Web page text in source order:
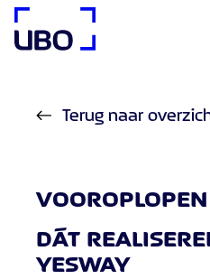
UBO Agency
Terug naar
DÁT
YESWAY